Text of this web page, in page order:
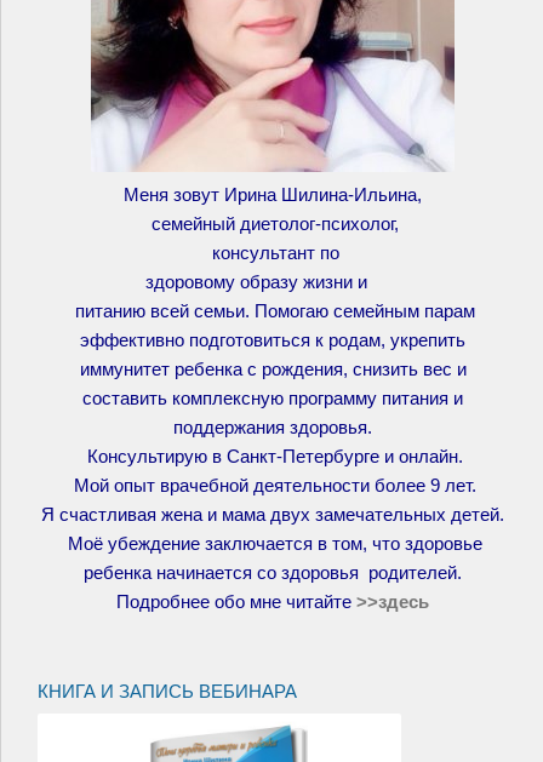
Меня зовут Ирина Шилина-Ильина,
семейный диетолог-психолог,
консультант по
здоровому образу жизни и
питанию всей семьи. Помогаю семейным парам
эффективно подготовиться к родам, укрепить
иммунитет ребенка с рождения, снизить вес и
составить комплексную программу питания и
поддержания здоровья.
Консультирую в Санкт-Петербурге и онлайн.
Мой опыт врачебной деятельности более 9 лет.
Я счастливая жена и мама двух замечательных детей.
Моё убеждение заключается в том, что здоровье
ребенка начинается со здоровья родителей.
Подробнее обо мне читайте >>здесь
КНИГА И ЗАПИСЬ ВЕБИНАРА